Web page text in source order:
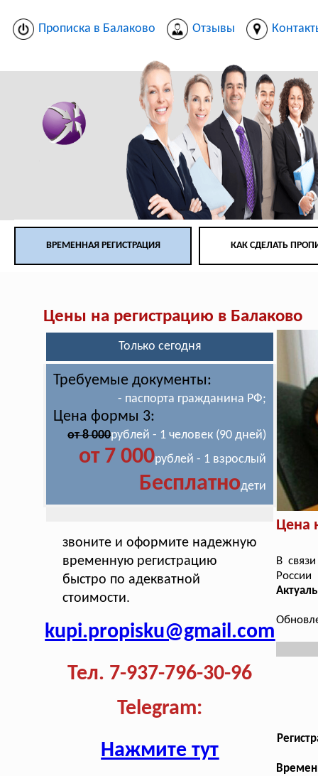
Прописка в Балаково Отзывы
ВРЕМЕННАЯ РЕГИСТРАЦИЯ КАК СДЕЛАТЬ
Цены на регистрацию в Балаково
Только сегодня
Требуемые документы:
- паспорта гражданина РФ;
Цена формы 3:
от 8 000рублей - 1 человек (90 дней)
от 7 000рублей - 1 взрослый
Бесплатнодети
звоните и оформите надежную
временную регистрацию
быстро по адекватной
стоимости.
kupi.propisku@gmail.com
Тел. 7-937-796-30-96
Telegram:
Нажмите тут
Цена
В